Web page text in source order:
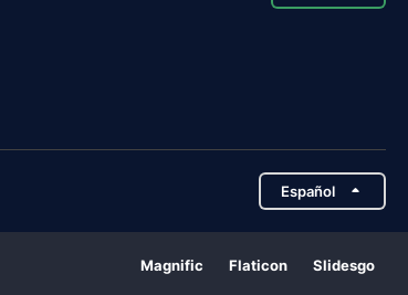
Español
Magnific Flaticon Slidesgo